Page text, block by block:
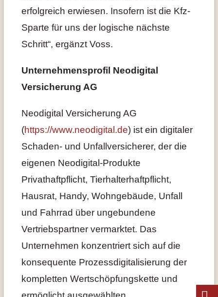
erfolgreich erwiesen. Insofern ist die Kfz-
Sparte für uns der logische nächste
Schritt“, ergänzt Voss.
Unternehmensprofil Neodigital
Versicherung AG
Neodigital Versicherung AG
(https://www.neodigital.de) ist ein digitaler
Schaden- und Unfallversicherer, der die
eigenen Neodigital-Produkte
Privathaftpflicht, Tierhalterhaftpflicht,
Hausrat, Handy, Wohngebäude, Unfall
und Fahrrad über ungebundene
Vertriebspartner vermarktet. Das
Unternehmen konzentriert sich auf die
konsequente Prozessdigitalisierung der
kompletten Wertschöpfungskette und